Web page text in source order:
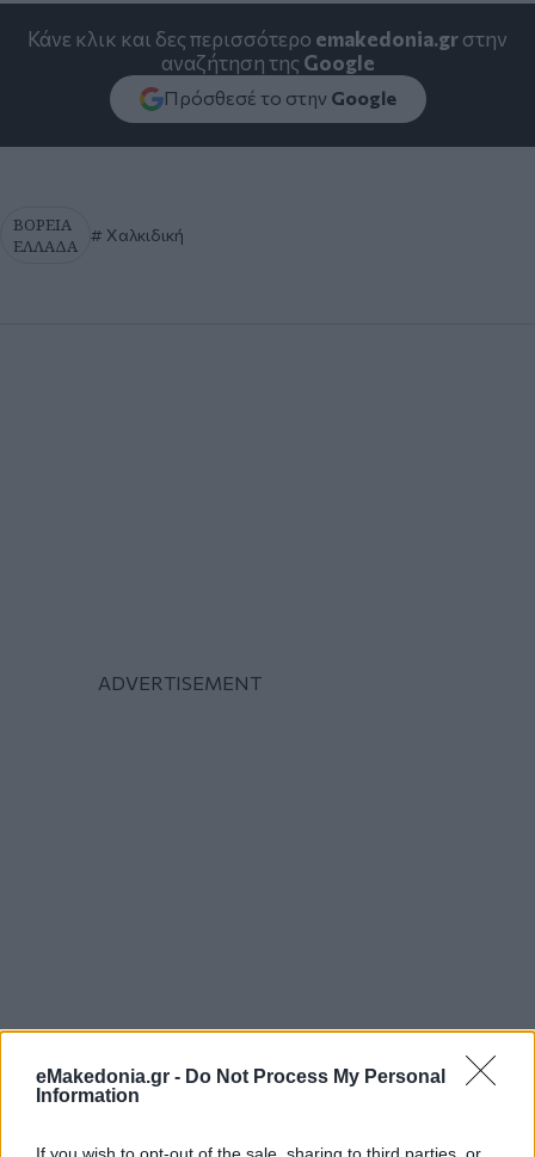
eMakedonia.gr - Do Not Process My Personal
Information
If you wish to opt-out of the sale, sharing to third parties, or
Κάνε κλικ και δες περισσότερο emakedonia.grστην
αναζήτηση της Google
Πρόσθεσέ το στην Google
ΒΟΡΕΙΑ
ΕΛΛΑΔΑ
Χαλκιδική